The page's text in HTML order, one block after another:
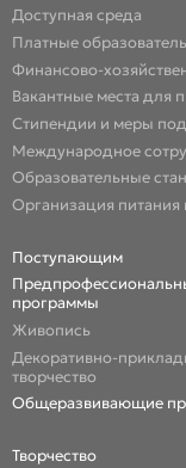
Доступная среда
Платные
Финансово-
Вакантные места для
Стипендии и меры
Международное
Образовательные
Организация питания
Поступающим
программы
Живопись
Декоративно-
творчество
Общеразвивающие
Творчество